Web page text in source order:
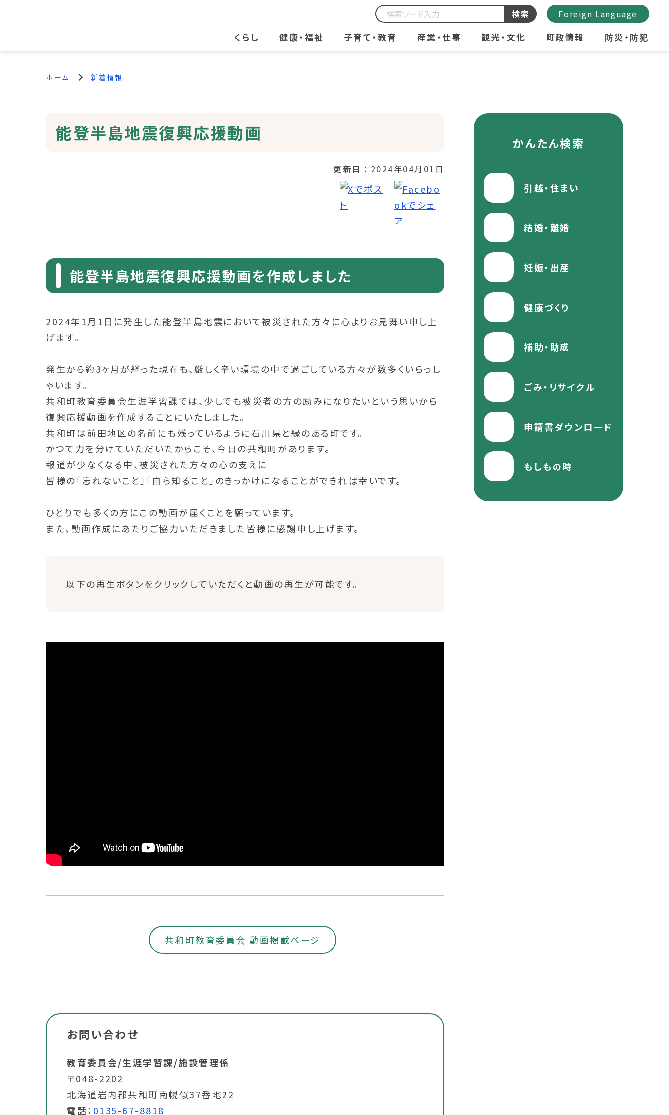
くらし 健康・福祉 子育て・教育 産業・仕事 観光・文化 町政情報 防災・防犯
検索 Foreign Language
ホーム 新着情報
能登半島地震復興応援動画
更新日 2024年04月01日
能登半島地震復興応援動画を作成しました
2024年1月1日に発生した能登半島地震において被災された方々に心よりお見舞い申し上
げます。
発生から約3ヶ月が経った現在も、厳しく辛い環境の中で過ごしている方々が数多くいらっし
ゃいます。
共和町教育委員会生涯学習課では、少しでも被災者の方の励みになりたいという思いから
復興応援動画を作成することにいたしました。
共和町は前田地区の名前にも残っているように石川県と縁のある町です。
かつて力を分けていただいたからこそ、今日の共和町があります。
報道が少なくなる中、被災された方々の心の支えに
皆様の「忘れないこと」「自ら知ること」のきっかけになることができれば幸いです。
ひとりでも多くの方にこの動画が届くことを願っています。
また、動画作成にあたりご協力いただきました皆様に感謝申し上げます。
以下の再生ボタンをクリックしていただくと動画の再生が可能です。
共和町教育委員会 動画掲載ページ
お問い合わせ
教育委員会/生涯学習課/施設管理係
〒048-2202
北海道岩内郡共和町南幌似37番地22
電話： 0135-67-8818
かんたん検索
引越・住まい
結婚・離婚
妊娠・出産
健康づくり
補助・助成
ごみ・リサイクル
申請書ダウンロード
もしもの時